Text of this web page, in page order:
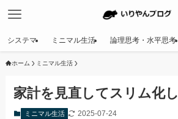
システマ ミニマル生活 論理思考・水平思考
ホーム ミニマル生活
家計を見直してスリム化
ミニマル生活 2025-07-24